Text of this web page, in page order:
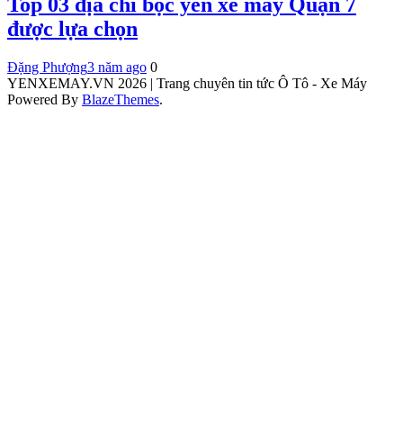
được lựa chọn
Đặng Phượng3 năm ago 0
YENXEMAY.VN 2026 | Trang chuyên tin tức Ô Tô - Xe Máy
Powered By BlazeThemes.